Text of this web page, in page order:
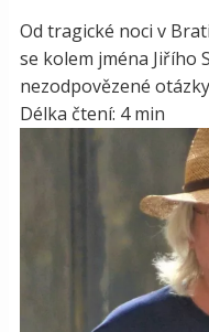
Od tragické noci v
se kolem jména Jiřího
nezodpovězené
Délka čtení: 4 min